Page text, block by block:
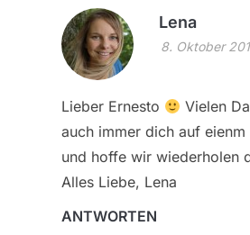
Lena
8. Oktober
Lieber Ernesto
Vielen
auch immer dich auf eienm
und hoffe wir wiederholen
Alles Liebe, Lena
ANTWORTEN